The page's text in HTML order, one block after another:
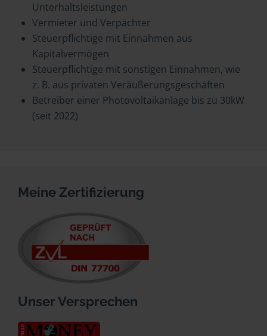
Unterhaltsleistungen
Vermieter und Verpächter
Steuerpflichtige mit Einnahmen aus
Kapitalvermögen
Steuerpflichtige mit sonstigen Einnahmen, wie
z. B. aus privaten Veräußerungsgeschäften
Betreiber einer Photovoltaikanlage bis zu 30kW
(seit 2022)
Meine Zertifizierung
Unser Versprechen